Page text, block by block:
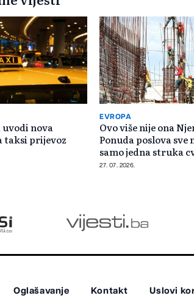
nova
taksi prijevoz
EVROPA
Ovo više nije ona
Ponuda poslova sve
samo jedna struka
27. 07. 2026.
Oglašavanje Kontakt Uslovi